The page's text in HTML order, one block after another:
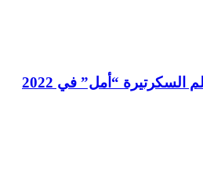
“أمل” في 2022